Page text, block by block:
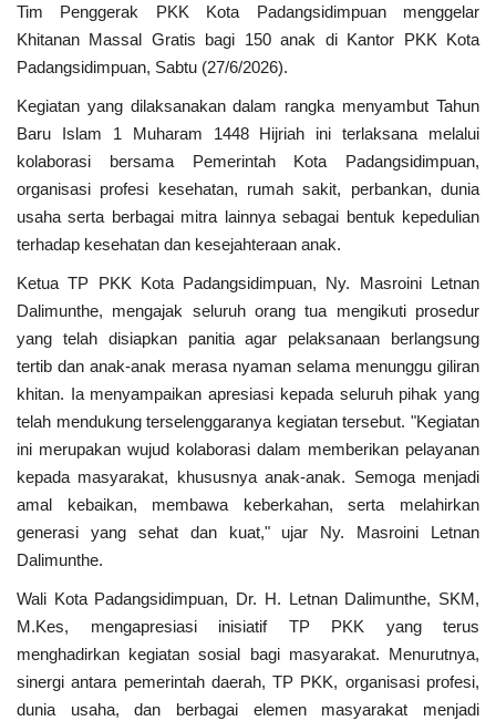
VISI MISI
OPD
KONTAK
DANA DESA
Language
English INDONESIA INDONESIA
Tim Penggerak PKK Kota Padangsidimpuan menggelar
Khitanan Massal Gratis bagi 150 anak di Kantor PKK Kota
Padangsidimpuan, Sabtu (27/6/2026).
Kegiatan yang dilaksanakan dalam rangka menyambut Tahun
Baru Islam 1 Muharam 1448 Hijriah ini terlaksana melalui
kolaborasi bersama Pemerintah Kota Padangsidimpuan,
organisasi profesi kesehatan, rumah sakit, perbankan, dunia
usaha serta berbagai mitra lainnya sebagai bentuk kepedulian
terhadap kesehatan dan kesejahteraan anak.
Ketua TP PKK Kota Padangsidimpuan, Ny. Masroini Letnan
Dalimunthe, mengajak seluruh orang tua mengikuti prosedur
yang telah disiapkan panitia agar pelaksanaan berlangsung
tertib dan anak-anak merasa nyaman selama menunggu giliran
khitan. Ia menyampaikan apresiasi kepada seluruh pihak yang
telah mendukung terselenggaranya kegiatan tersebut. "Kegiatan
ini merupakan wujud kolaborasi dalam memberikan pelayanan
kepada masyarakat, khususnya anak-anak. Semoga menjadi
amal kebaikan, membawa keberkahan, serta melahirkan
generasi yang sehat dan kuat," ujar Ny. Masroini Letnan
Dalimunthe.
Wali Kota Padangsidimpuan, Dr. H. Letnan Dalimunthe, SKM,
M.Kes, mengapresiasi inisiatif TP PKK yang terus
menghadirkan kegiatan sosial bagi masyarakat. Menurutnya,
sinergi antara pemerintah daerah, TP PKK, organisasi profesi,
dunia usaha, dan berbagai elemen masyarakat menjadi